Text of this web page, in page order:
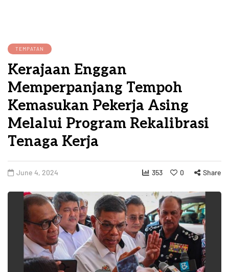
TEMPATAN
Kerajaan Enggan
Memperpanjang Tempoh
Kemasukan Pekerja Asing
Melalui Program Rekalibrasi
Tenaga Kerja
June 4, 2024 353 0 Share